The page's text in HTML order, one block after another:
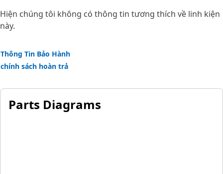
Hiện chúng tôi không có thông tin tương thích về linh kiện
này.
Thông Tin Bảo Hành
chính sách hoàn trả
Parts Diagrams